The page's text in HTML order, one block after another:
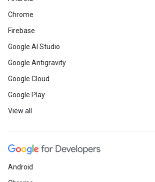
Chrome
Firebase
Google AI Studio
Google Antigravity
Google Cloud
Google Play
View all
Android